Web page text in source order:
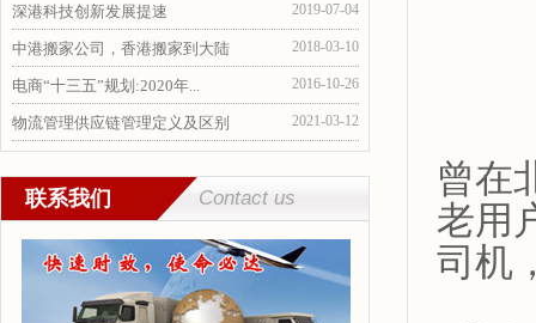
2019-07-04
深港科技创新发展提速
2018-03-10
中港搬家公司，香港搬家到大陆
2016-10-26
电商“十三五”规划:2020年...
2021-03-12
物流管理供应链管理定义及区别
联系我们 Contact us
曾在
老用
司机